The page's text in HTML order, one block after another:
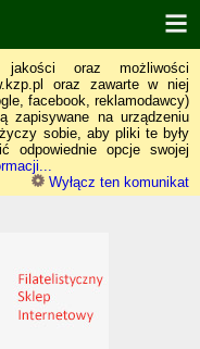
oraz możliwości
oraz zawarte w niej
facebook, reklamodawcy)
zapisywane na urządzeniu
sobie, aby pliki te były
odpowiednie opcje swojej
Wyłącz ten komunikat